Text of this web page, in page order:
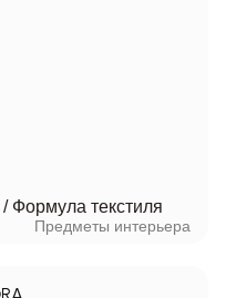
/ Формула текстиля
Предметы интерьера